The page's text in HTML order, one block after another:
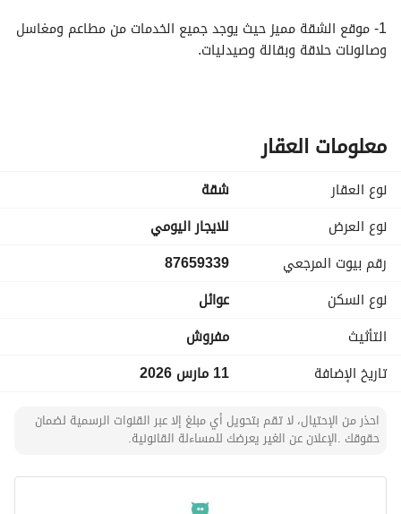
وصالونات حلاقة وبقالة وصيدليات.
الى الشاي ونوعين من السكر المضاف(البني -الابيض).
ونتفليكس ويوتيوب )بجانب أريكة أميركية.
معلومات العقار
نوع العقار
شقة
نوع العرض
للايجار اليومي
رقم بيوت المرجعي
87659339
نوع السكن
عوائل
التأثيث
مفروش
تاريخ الإضافة
11 مارس 2026
احذر من الإحتيال، لا تقم بتحويل أي مبلغ إلا عبر القنوات الرسمية لضمان
حقوقك .الإعلان عن الغير يعرضك للمساءلة القانونية.